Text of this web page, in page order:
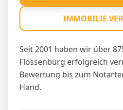
Seit 2001 haben wir über
Flossenbürg erfolgreich
Bewertung bis zum
Hand.
IMMOBILIE